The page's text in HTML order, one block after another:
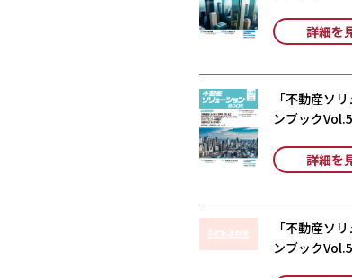
詳細を
「不動産ソ
ンブック
詳細を
「不動産ソ
ンブック